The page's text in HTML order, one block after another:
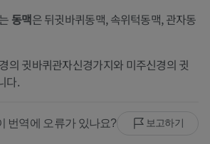
동맥은 뒤귓바퀴동맥, 속위턱동맥, 관자동
의 귓바퀴관자신경가지와 미주신경의 귓
다.
번역에 오류가 있나요? 보고하기